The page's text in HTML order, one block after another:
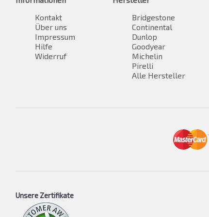
Kontakt
Über uns
Impressum
Hilfe
Widerruf
Bridgestone
Continental
Dunlop
Goodyear
Michelin
Pirelli
Alle Hersteller
Unsere Zertifikate